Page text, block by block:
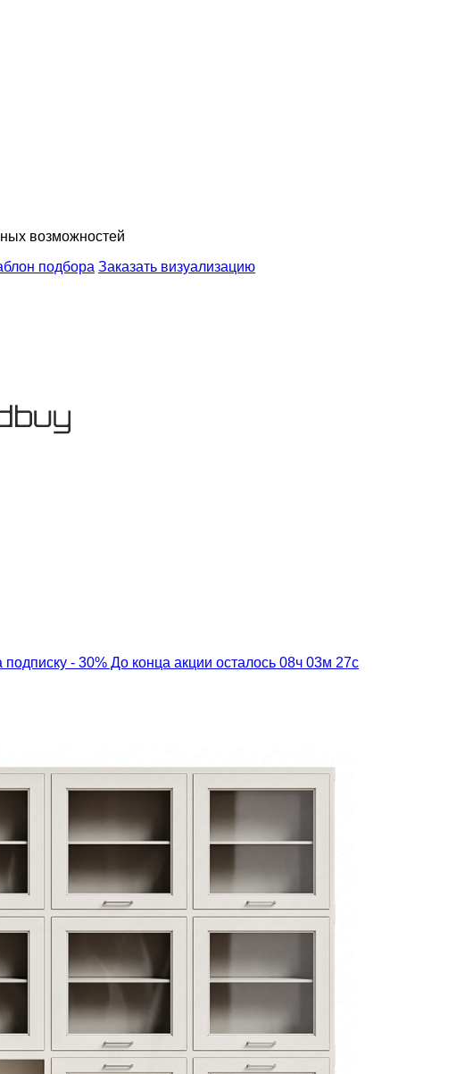
возможностей
подбора Заказать визуализацию
подписку - 30% До конца акции осталось 08ч 03м 25с